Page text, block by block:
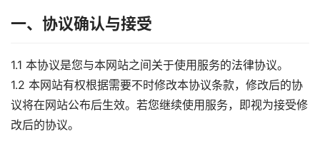
一、协议确认与接受
1.1 本协议是您与本网站之间关于使用服务的法律协议。
1.2 本网站有权根据需要不时修改本协议条款，修改后的协
议将在网站公布后生效。若您继续使用服务，即视为接受修
改后的协议。